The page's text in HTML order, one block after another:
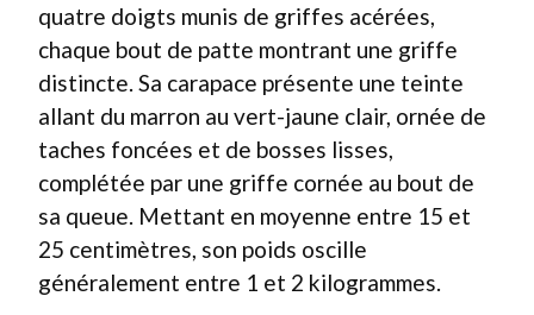
quatre doigts munis de griffes acérées,
chaque bout de patte montrant une griffe
distincte. Sa carapace présente une teinte
allant du marron au vert-jaune clair, ornée de
taches foncées et de bosses lisses,
complétée par une griffe cornée au bout de
sa queue. Mettant en moyenne entre 15 et
25 centimètres, son poids oscille
généralement entre 1 et 2 kilogrammes.